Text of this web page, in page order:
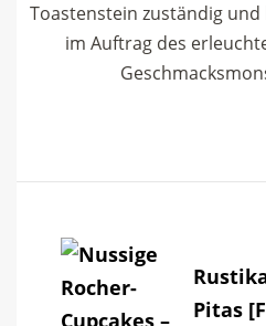
Toastenstein zuständig
im Auftrag des
Navigation
Pitas